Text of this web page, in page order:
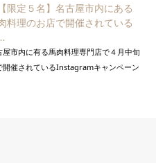
限定５名】名古屋市内にある
料理のお店で開催されている
屋市内に有る馬肉料理専門店で４月中旬
開催されているInstagramキャンペーン